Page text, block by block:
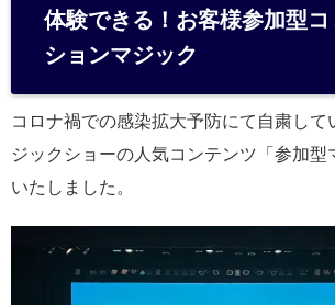
体験できる！お客様参加型
ションマジック
コロナ禍での感染拡大予防にて自粛して
ジックショーの人気コンテンツ「参加型
いたしました。